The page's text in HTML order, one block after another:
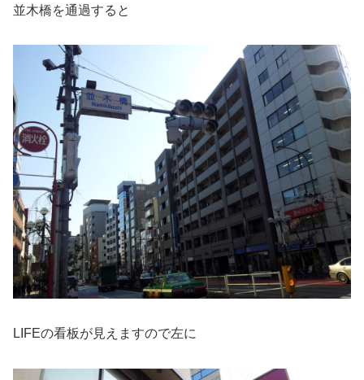
並木橋を通過すると
LIFEの看板が見えますので左に